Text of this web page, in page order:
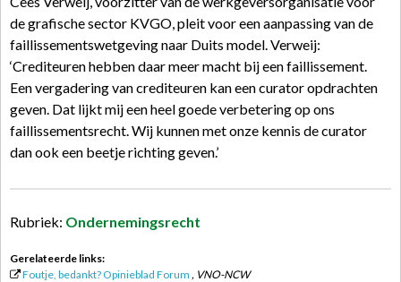
de grafische sector KVGO, pleit voor een aanpassing van de
faillissementswetgeving naar Duits model. Verweij:
‘Crediteuren hebben daar meer macht bij een faillissement.
Een vergadering van crediteuren kan een curator opdrachten
geven. Dat lijkt mij een heel goede verbetering op ons
faillissementsrecht. Wij kunnen met onze kennis de curator
dan ook een beetje richting geven.’
Rubriek: Ondernemingsrecht
Gerelateerde links:
Foutje, bedankt? Opinieblad Forum , VNO-NCW